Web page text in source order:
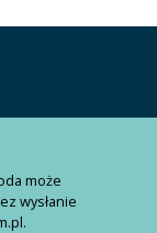
może
wysłanie